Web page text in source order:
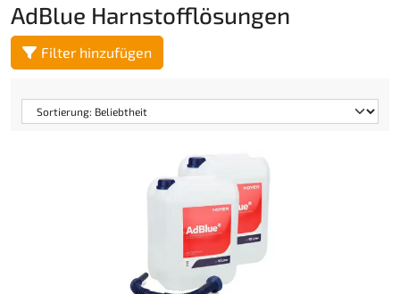
AdBlue Harnstofflösungen
Filter hinzufügen